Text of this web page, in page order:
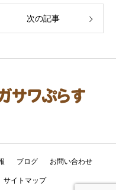
次の記事
ブログ お問い合わせ
サイトマップ